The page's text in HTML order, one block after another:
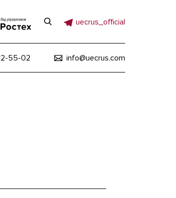
uecrus_official
55-02 info@uecrus.com